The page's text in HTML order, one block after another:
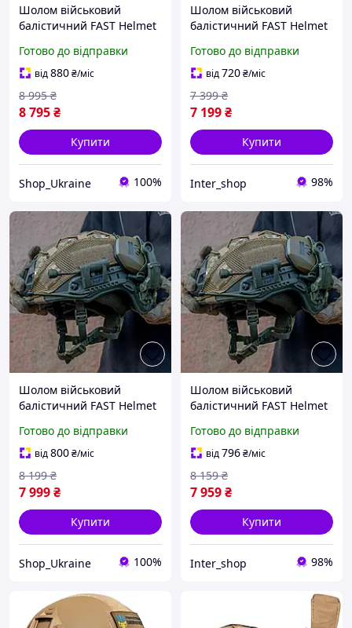
Шолом військовий
балістичний FAST Helmet
тактичні навушники
Walkers та ліхтар олива
Готово до відправки
від880₴/міс
8 795₴
8 995 ₴
Купити
Shop_Ukraine 100%
Шолом військовий
балістичний FAST Helmet
тактичні активні
навушники Walkers олива
+ кавер
Готово до відправки
від720₴/міс
7 199₴
7 399 ₴
Купити
Inter_shop 98%
Шолом військовий
балістичний FAST Helmet
тактичні навушники
Walkers та ліхтар на
шолом олива
Готово до відправки
від800₴/міс
7 999₴
8 199 ₴
Купити
Shop_Ukraine 100%
Шолом військовий
балістичний FAST Helmet
тактичні навушники
Walkers та ліхтар на
шолом олива
Готово до відправки
від796₴/міс
7 959₴
8 159 ₴
Купити
Inter_shop 98%